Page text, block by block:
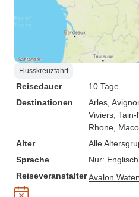
Flusskreuzfahrt
Reisedauer
10 Tage
Destinationen
Arles ,
Viviers ,
Rhone ,
Alter
Alle
Sprache
Nur: Englisch
ReiseveranstalterAvalon